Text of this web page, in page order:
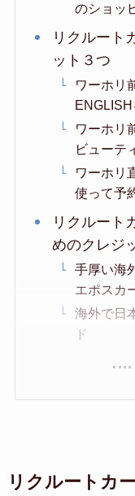
のショッ
リクルート
ット３つ
ワーホリ
ワーホリ
ビューテ
ワーホリ
使って予
リクルート
めのクレジ
手厚い海
エポスカ
海外で日
ド
リクルートカ